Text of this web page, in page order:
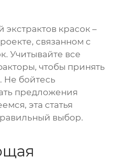
экстрактов красок –
связанном с
Учитывайте все
чтобы принять
Не бойтесь
предложения
эта статья
выбор.